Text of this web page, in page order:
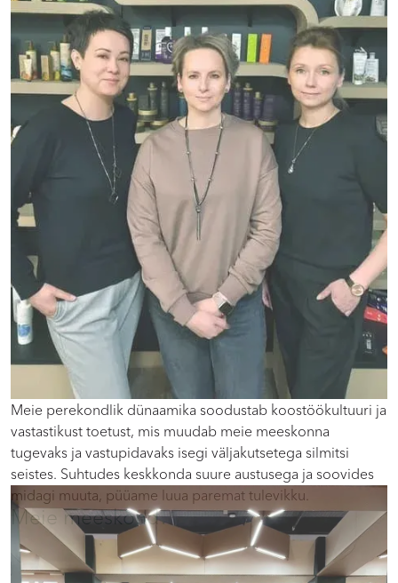
Meie meeskond
Meie perekondlik dünaamika soodustab koostöökultuuri ja
vastastikust toetust, mis muudab meie meeskonna
tugevaks ja vastupidavaks isegi väljakutsetega silmitsi
seistes. Suhtudes keskkonda suure austusega ja soovides
midagi muuta, püüame luua paremat tulevikku.